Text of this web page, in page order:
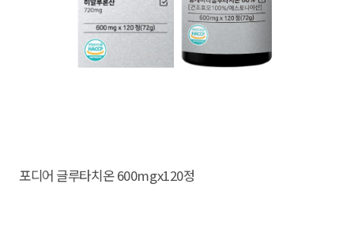
포디어 글루타치온 600mgx120정